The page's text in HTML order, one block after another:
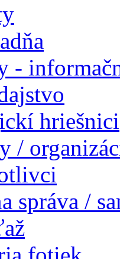
-
hriešnici
/
správa /